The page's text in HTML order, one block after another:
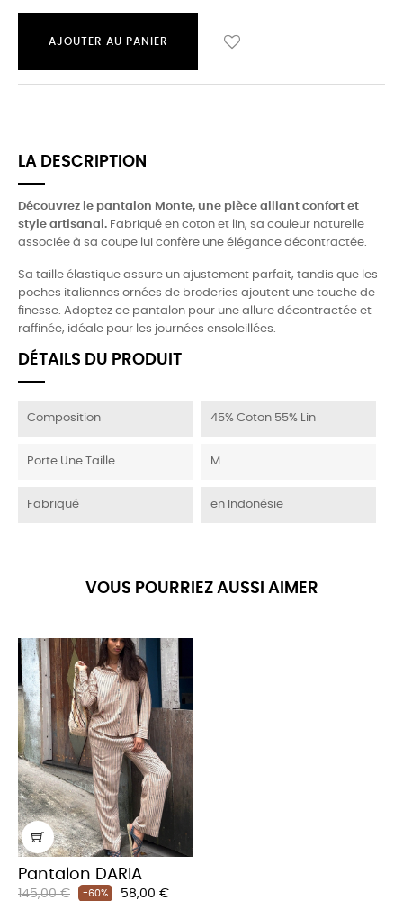
AJOUTER AU PANIER
LA DESCRIPTION
Découvrez le pantalon Monte, une pièce alliant confort et
style artisanal. Fabriqué en coton et lin, sa couleur naturelle
associée à sa coupe lui confère une élégance décontractée.
Sa taille élastique assure un ajustement parfait, tandis que les
poches italiennes ornées de broderies ajoutent une touche de
finesse. Adoptez ce pantalon pour une allure décontractée et
raffinée, idéale pour les journées ensoleillées.
DÉTAILS DU PRODUIT
Composition 45% Coton 55% Lin
Porte Une Taille M
Fabriqué en Indonésie
VOUS POURRIEZ AUSSI AIMER
Pantalon DARIA
Prix
145,00 € -60% Prix
58,00 €